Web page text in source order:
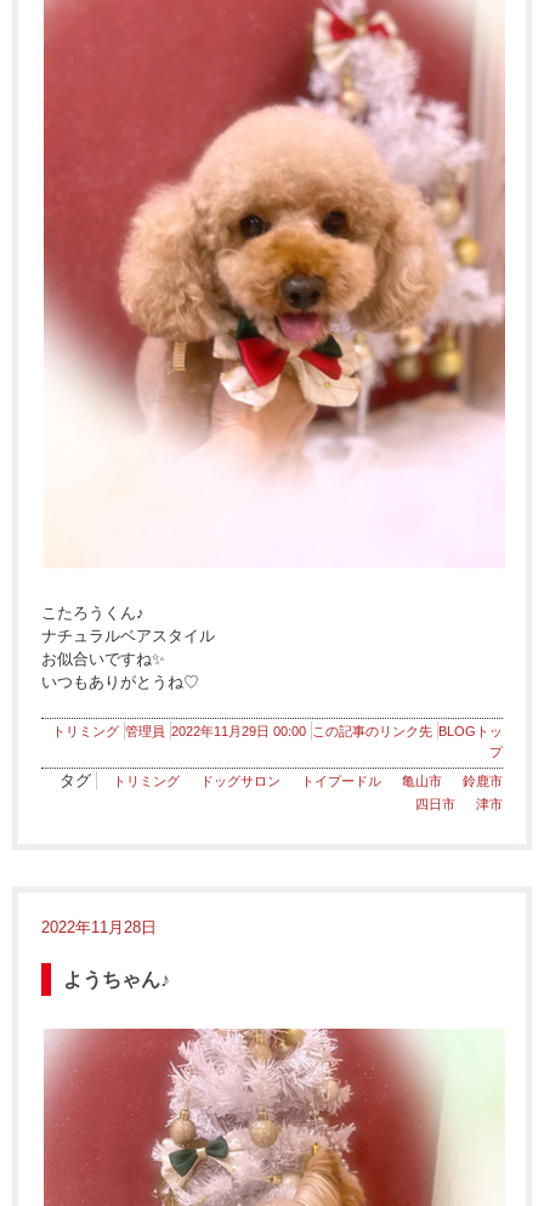
こたろうくん♪
ナチュラルベアスタイル
お似合いですね✨
いつもありがとうね♡
トリミング 管理員 2022年11月29日 00:00 この記事のリンク先 BLOGトッ
プ
タグ トリミング ドッグサロン トイプードル 亀山市
鈴鹿市
四日市
津市
2022年11月28日
ようちゃん♪